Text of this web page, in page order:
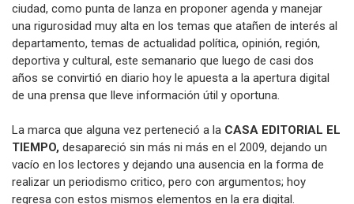
ciudad, como punta de lanza en proponer agenda y manejar
una rigurosidad muy alta en los temas que atañen de interés al
departamento, temas de actualidad política, opinión, región,
deportiva y cultural, este semanario que luego de casi dos
años se convirtió en diario hoy le apuesta a la apertura digital
de una prensa que lleve información útil y oportuna.
La marca que alguna vez perteneció a la CASA EDITORIAL EL
TIEMPO, desapareció sin más ni más en el 2009, dejando un
vacío en los lectores y dejando una ausencia en la forma de
realizar un periodismo critico, pero con argumentos; hoy
regresa con estos mismos elementos en la era digital.